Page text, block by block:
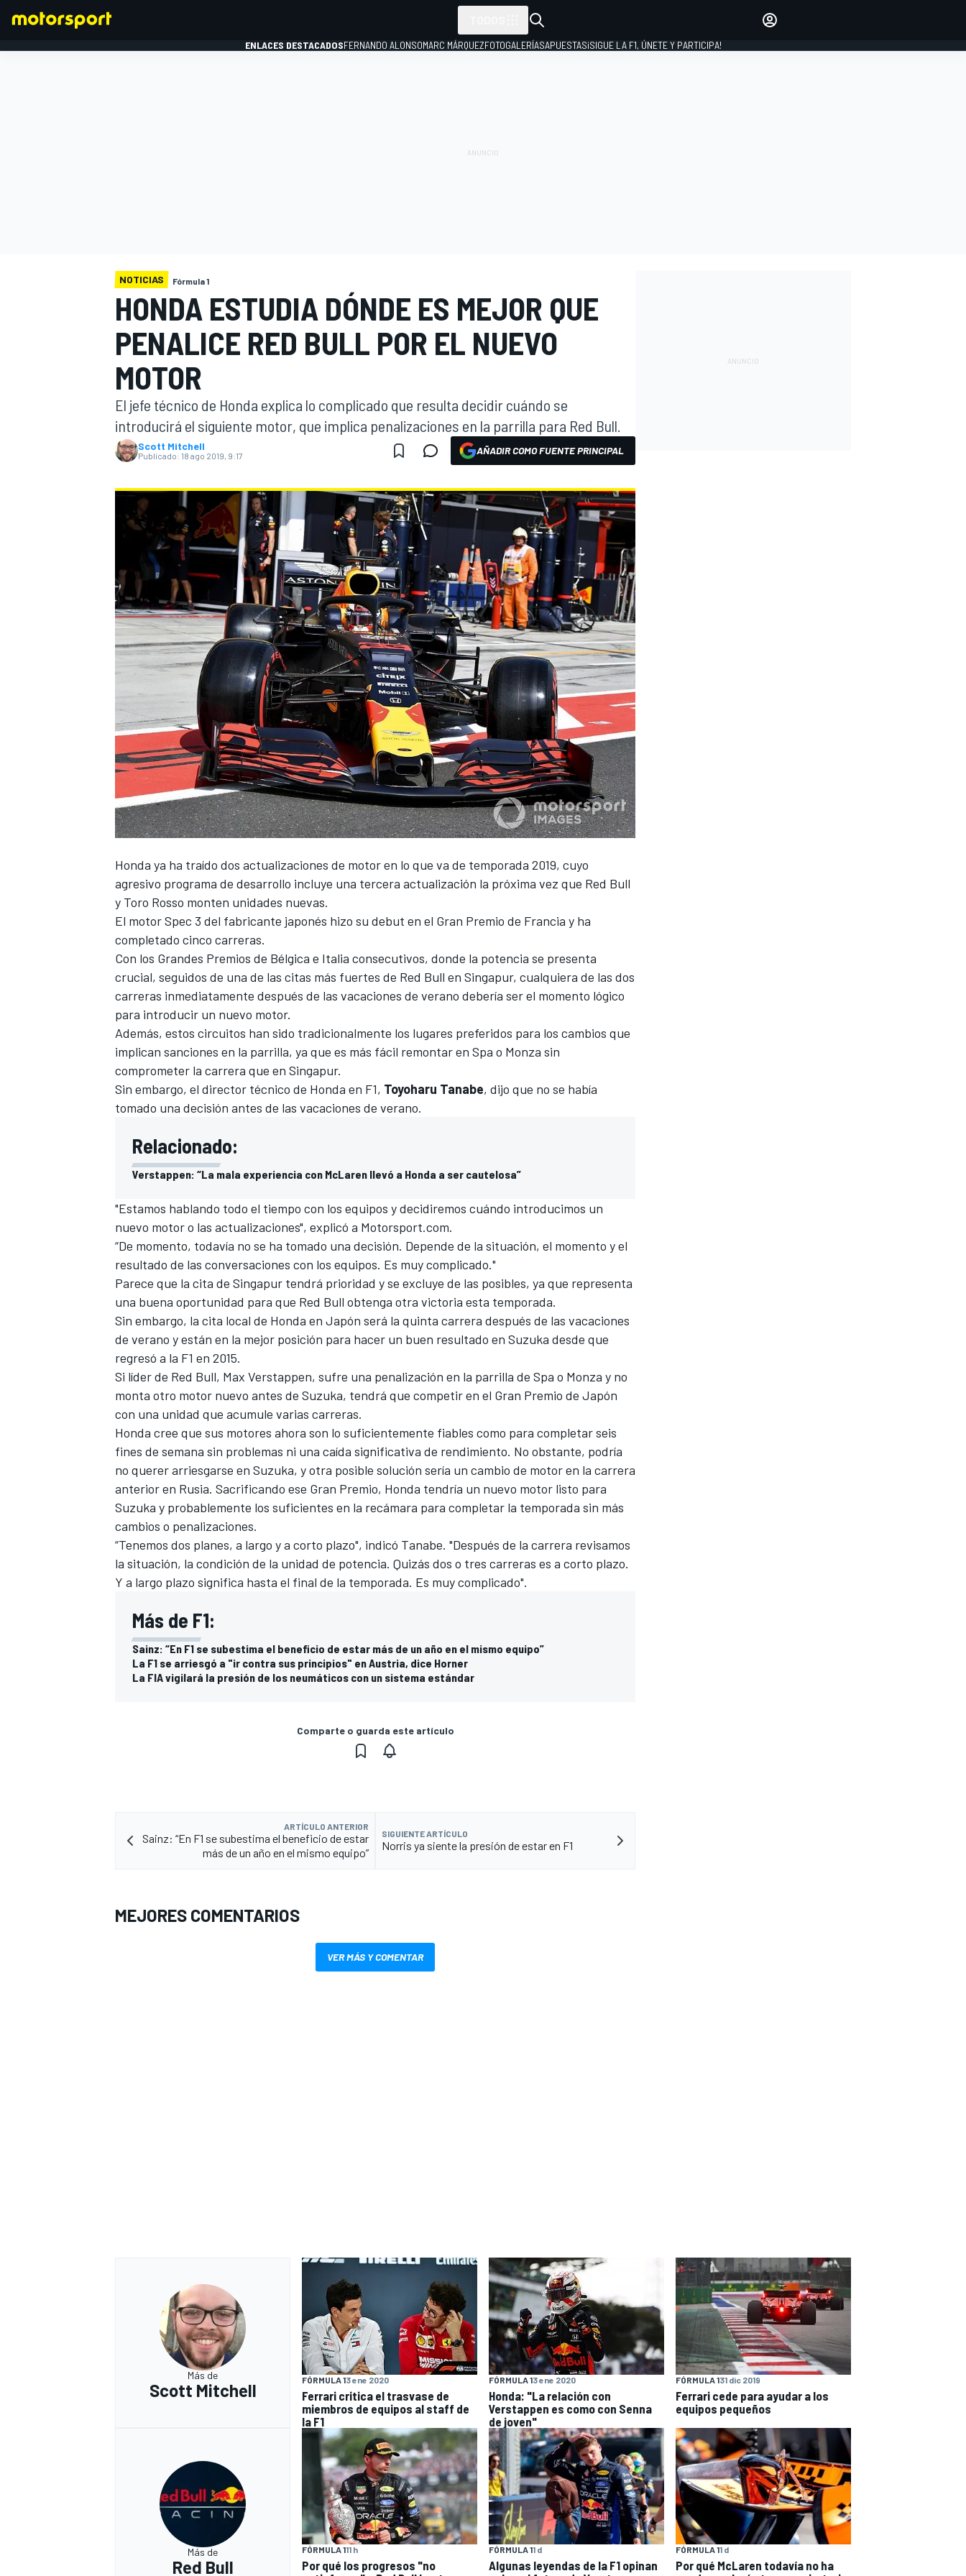
WEC FÓRMULA E
MÁS CATEGORÍAS
ENLACES DESTACADOSFERNANDO ALONSOMARC MÁRQUEZFOTOGALERÍASAPUESTAS¡SIGUE LA F1, ÚNETE Y PARTICIPA!
NOTICIAS Fórmula 1
HONDA ESTUDIA DÓNDE ES MEJOR QUE
PENALICE RED BULL POR EL NUEVO
MOTOR
El jefe técnico de Honda explica lo complicado que resulta decidir cuándo se
introducirá el siguiente motor, que implica penalizaciones en la parrilla para Red Bull.
Scott Mitchell
Publicado: 18 ago 2019, 9:17 AÑADIR COMO FUENTE PRINCIPAL
Honda ya ha traído dos actualizaciones de motoren lo que va de temporada 2019, cuyo
agresivo programa de desarrollo incluye una tercera actualización la próxima vez que Red Bull
y Toro Rosso monten unidades nuevas.
El motor Spec 3 del fabricante japonés hizo su debut en el Gran Premio de Francia y ha
completado cinco carreras.
Con los Grandes Premios de Bélgica e Italia consecutivos, donde la potencia se presenta
crucial, seguidos de una de las citas más fuertes de Red Bull en Singapur, cualquiera de las dos
carreras inmediatamente después de las vacaciones de verano debería ser el momento lógico
para introducir un nuevo motor.
Además, estos circuitos han sido tradicionalmente los lugares preferidos para los cambios que
implican sanciones en la parrilla, ya que es más fácil remontar en Spa o Monza sin
comprometer la carrera que en Singapur.
Sin embargo, el director técnico de Honda en F1, Toyoharu Tanabe, dijo que no se había
tomado una decisión antes de las vacaciones de verano.
Relacionado:
Verstappen: “La mala experiencia con McLaren llevó a Honda a ser cautelosa”
"Estamos hablando todo el tiempo con los equipos y decidiremos cuándo introducimos un
nuevo motor o las actualizaciones", explicó a Motorsport.com.
“De momento, todavía no se ha tomado una decisión. Depende de la situación, el momento y el
resultado de las conversaciones con los equipos. Es muy complicado."
Parece que la cita de Singapur tendrá prioridad y se excluye de las posibles, ya que representa
una buena oportunidad para que Red Bull obtenga otra victoria esta temporada.
Sin embargo, la cita local de Honda en Japón será la quinta carrera después de las vacaciones
de verano y están en la mejor posición para hacer un buen resultado en Suzuka desde que
regresó a la F1 en 2015.
Si líder de Red Bull, Max Verstappen, sufre una penalización en la parrilla de Spa o Monza y no
monta otro motor nuevo antes de Suzuka, tendrá que competir en el Gran Premio de Japón
con una unidad que acumule varias carreras.
Honda cree que sus motores ahora son lo suficientemente fiables como para completar seis
fines de semana sin problemas ni una caída significativa de rendimiento. No obstante, podría
no querer arriesgarse en Suzuka, y otra posible solución sería un cambio de motor en la carrera
anterior en Rusia. Sacrificando ese Gran Premio, Honda tendría un nuevo motor listo para
Suzuka y probablemente los suficientes en la recámara para completar la temporada sin más
cambios o penalizaciones.
“Tenemos dos planes, a largo y a corto plazo", indicó Tanabe. "Después de la carrera revisamos
la situación, la condición de la unidad de potencia. Quizás dos o tres carreras es a corto plazo.
Y a largo plazo significa hasta el final de la temporada. Es muy complicado".
Más de F1:
Sainz: “En F1 se subestima el beneficio de estar más de un año en el mismo equipo”
La F1 se arriesgó a "ir contra sus principios" en Austria, dice Horner
La FIA vigilará la presión de los neumáticos con un sistema estándar
Comparte o guarda este artículo
ARTÍCULO ANTERIOR
Sainz: “En F1 se subestima el beneficio de estar
más de un año en el mismo equipo”
SIGUIENTE ARTÍCULO
Norris ya siente la presión de estar en F1
MEJORES COMENTARIOS
VER MÁS Y COMENTAR
Más de
Scott Mitchell
FÓRMULA 13 ene 2020
Ferrari critica el trasvase de
miembros de equipos al staff de
la F1
FÓRMULA 13 ene 2020
Honda: "La relación con
Verstappen es como con Senna
de joven"
FÓRMULA 131 dic 2019
Ferrari cede para ayudar a los
equipos pequeños
Más de
Red Bull
FÓRMULA 111 h
Por qué los progresos "no
FÓRMULA 11 d
Algunas leyendas de la F1 opinan
FÓRMULA 11 d
Por qué McLaren todavía no ha